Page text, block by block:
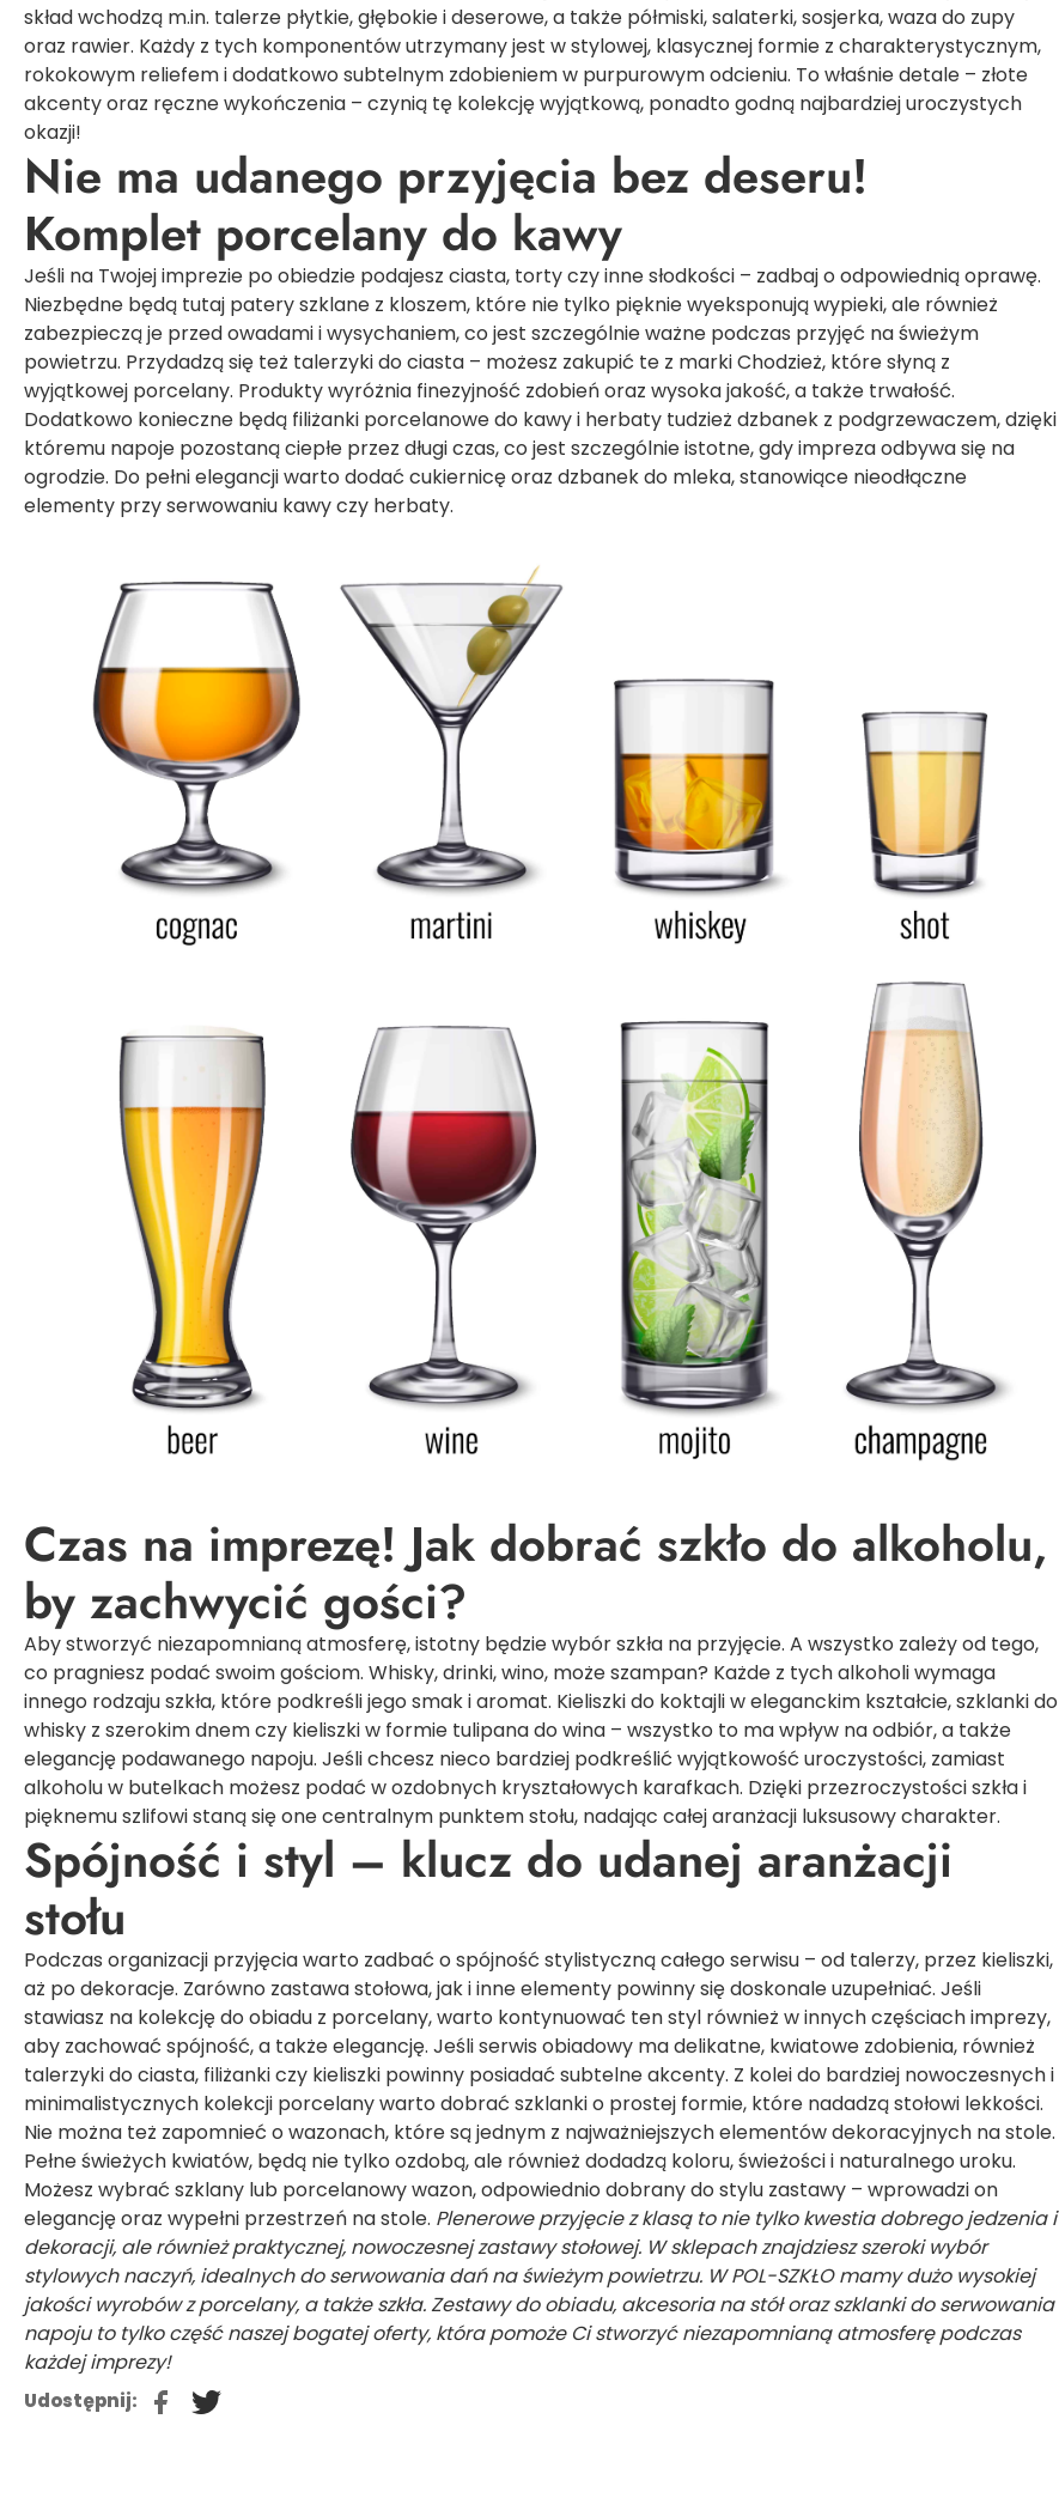
skład wchodzą m.in. talerze płytkie, głębokie i deserowe, a także półmiski, salaterki, sosjerka, waza do zupy
oraz rawier. Każdy z tych komponentów utrzymany jest w stylowej, klasycznej formie z charakterystycznym,
rokokowym reliefem i dodatkowo subtelnym zdobieniem w purpurowym odcieniu. To właśnie detale – złote
akcenty oraz ręczne wykończenia – czynią tę kolekcję wyjątkową, ponadto godną najbardziej uroczystych
okazji!
Nie ma udanego przyjęcia bez deseru!
Komplet porcelany do kawy
Jeśli na Twojej imprezie po obiedzie podajesz ciasta, torty czy inne słodkości – zadbaj o odpowiednią oprawę.
Niezbędne będą tutaj patery szklane z kloszem, które nie tylko pięknie wyeksponują wypieki, ale również
zabezpieczą je przed owadami i wysychaniem, co jest szczególnie ważne podczas przyjęć na świeżym
powietrzu. Przydadzą się też talerzyki do ciasta – możesz zakupić te z marki Chodzież, które słyną z
wyjątkowej porcelany. Produkty wyróżnia finezyjność zdobień oraz wysoka jakość, a także trwałość.
Dodatkowo konieczne będą filiżanki porcelanowe do kawy i herbaty tudzież dzbanek z podgrzewaczem, dzięki
któremu napoje pozostaną ciepłe przez długi czas, co jest szczególnie istotne, gdy impreza odbywa się na
ogrodzie. Do pełni elegancji warto dodać cukiernicę oraz dzbanek do mleka, stanowiące nieodłączne
elementy przy serwowaniu kawy czy herbaty.
Czas na imprezę! Jak dobrać szkło do alkoholu,
by zachwycić gości?
Aby stworzyć niezapomnianą atmosferę, istotny będzie wybór szkła na przyjęcie. A wszystko zależy od tego,
co pragniesz podać swoim gościom. Whisky, drinki, wino, może szampan? Każde z tych alkoholi wymaga
innego rodzaju szkła, które podkreśli jego smak i aromat. Kieliszki do koktajliw eleganckim kształcie, szklanki do
whisky z szerokim dnem czy kieliszki w formie tulipana do wina – wszystko to ma wpływ na odbiór, a także
elegancję podawanego napoju. Jeśli chcesz nieco bardziej podkreślić wyjątkowość uroczystości, zamiast
alkoholu w butelkach możesz podać w ozdobnych kryształowych karafkach. Dzięki przezroczystości szkła i
pięknemu szlifowi staną się one centralnym punktem stołu, nadając całej aranżacji luksusowy charakter.
Spójność i styl – klucz do udanej aranżacji
stołu
Podczas organizacji przyjęcia warto zadbać o spójność stylistyczną całego serwisu – od talerzy, przez kieliszki,
aż po dekoracje. Zarówno zastawa stołowa, jak i inne elementy powinny się doskonale uzupełniać. Jeśli
stawiasz na kolekcję do obiadu z porcelany, warto kontynuować ten styl również w innych częściach imprezy,
aby zachować spójność, a także elegancję. Jeśli serwis obiadowy ma delikatne, kwiatowe zdobienia, również
talerzyki do ciasta, filiżanki czy kieliszki powinny posiadać subtelne akcenty. Z kolei do bardziej nowoczesnych i
minimalistycznych kolekcji porcelany warto dobrać szklanki o prostej formie, które nadadzą stołowi lekkości.
Nie można też zapomnieć o wazonach, które są jednym z najważniejszych elementów dekoracyjnych na stole.
Pełne świeżych kwiatów, będą nie tylko ozdobą, ale również dodadzą koloru, świeżości i naturalnego uroku.
Możesz wybrać szklany lub porcelanowy wazon, odpowiednio dobrany do stylu zastawy – wprowadzi on
elegancję oraz wypełni przestrzeń na stole. Plenerowe przyjęcie z klasą to nie tylko kwestia dobrego jedzenia i
dekoracji, ale również praktycznej, nowoczesnej zastawy stołowej. W sklepach znajdziesz szeroki wybór
stylowych naczyń, idealnych do serwowania dań na świeżym powietrzu. W POL-SZKŁO mamy dużo wysokiej
jakości wyrobów z porcelany, a także szkła. Zestawy do obiadu, akcesoria na stół oraz szklanki do serwowania
napoju to tylko część naszej bogatej oferty, która pomoże Ci stworzyć niezapomnianą atmosferę podczas
każdej imprezy!
Udostępnij: TW